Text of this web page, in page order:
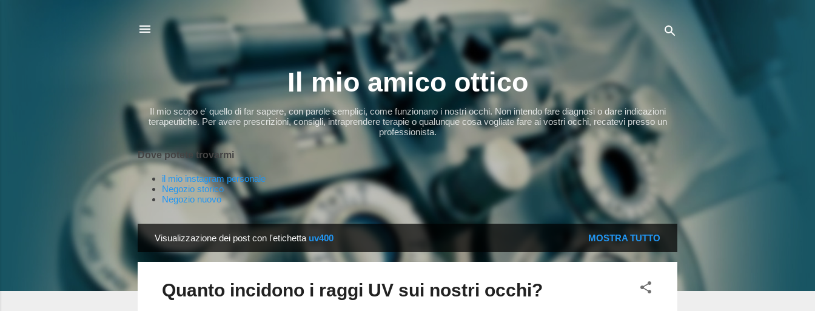
Passa ai contenuti principali
Il mio amico ottico
Il mio scopo e' quello di far sapere, con parole semplici, come funzionano i nostri occhi. Non intendo fare diagnosi o dare indicazioni
terapeutiche. Per avere prescrizioni, consigli, intraprendere terapie o qualunque cosa vogliate fare ai vostri occhi, recatevi presso un
professionista.
Dove potete trovarmi
il mio instagram personale
Negozio storico
Negozio nuovo
P
o
Visualizzazione dei post con l'etichetta uv400 MOSTRA TUTTO
Quanto incidono i raggi UV sui nostri occhi?